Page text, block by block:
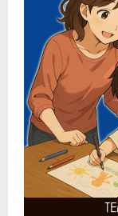
2